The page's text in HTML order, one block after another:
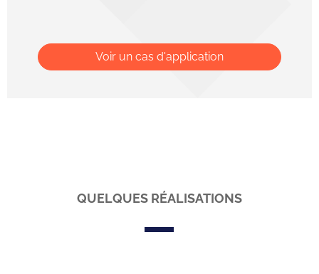
Voir un cas d'application
QUELQUES RÉALISATIONS